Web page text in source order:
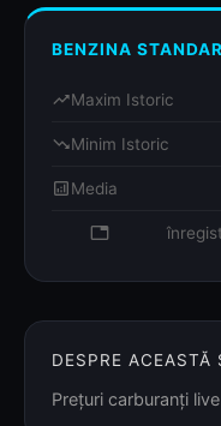
BENZINA
trending_upMaxim Istoric
trending_downMinim Istoric
analyticsMedia
database
DESPRE ACEASTĂ
Prețuri carburanți